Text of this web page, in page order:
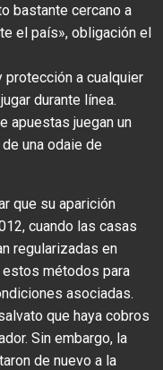
bastante cercano a
el país», obligación el
protección a cualquier
durante línea.
apuestas juegan un
una odaie de
que su aparición
cuando las casas
regularizadas en
estos métodos para
asociadas.
que haya cobros
Sin embargo, la
de nuevo a la